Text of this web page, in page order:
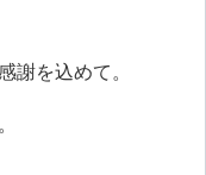
謝を込めて。